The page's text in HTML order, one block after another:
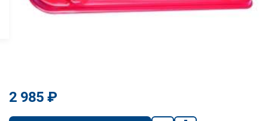
2 985 ₽